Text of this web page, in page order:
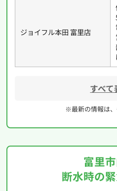
ジョイフル本田 富里店
すべて
※最新の情報は、
富里
断水時の